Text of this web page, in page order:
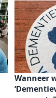
Wanneer